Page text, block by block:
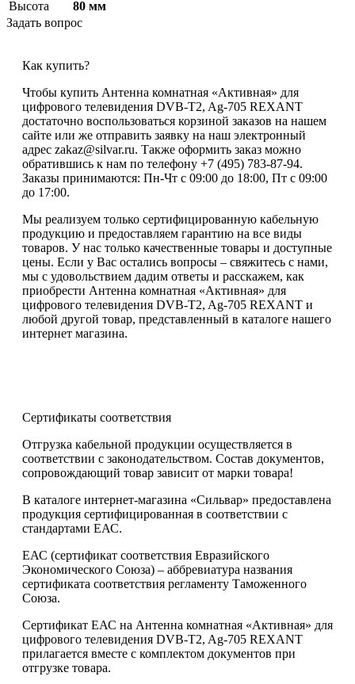
Высота
80 мм
Задать вопрос
Как купить?
Чтобы купить Антенна комнатная «Активная» для
цифрового телевидения DVB-T2, Ag-705 REXANT
достаточно воспользоваться корзиной заказов на нашем
сайте или же отправить заявку на наш электронный
адрес zakaz@silvar.ru. Также оформить заказ можно
обратившись к нам по телефону +7 (495) 783-87-94.
Заказы принимаются: Пн-Чт с 09:00 до 18:00, Пт с 09:00
до 17:00.
Мы реализуем только сертифицированную кабельную
продукцию и предоставляем гарантию на все виды
товаров. У нас только качественные товары и доступные
цены. Если у Вас остались вопросы – свяжитесь с нами,
мы с удовольствием дадим ответы и расскажем, как
приобрести Антенна комнатная «Активная» для
цифрового телевидения DVB-T2, Ag-705 REXANT и
любой другой товар, представленный в каталоге нашего
интернет магазина.
Сертификаты соответствия
Отгрузка кабельной продукции осуществляется в
соответствии с законодательством. Состав документов,
сопровождающий товар зависит от марки товара!
В каталоге интернет-магазина «Сильвар» предоставлена
продукция сертифицированная в соответствии с
стандартами ЕАС.
ЕАС (сертификат соответствия Евразийского
Экономического Союза) – аббревиатура названия
сертификата соответствия регламенту Таможенного
Союза.
Сертификат ЕАС на Антенна комнатная «Активная» для
цифрового телевидения DVB-T2, Ag-705 REXANT
прилагается вместе с комплектом документов при
отгрузке товара.